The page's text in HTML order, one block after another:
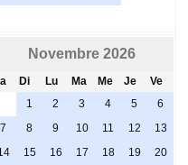
Novembre 2026
Di Lu Ma Me Je
Ve
1
2 3 4 5
6
7
8 9 10 11 12
13
15 16 17 18 19
20